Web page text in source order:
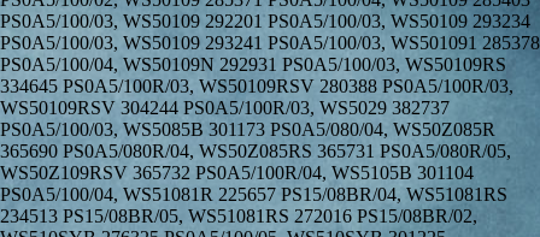
PS0A5/100/03, WS50109 292201 PS0A5/100/03, WS50109 293234
PS0A5/100/03, WS50109 293241 PS0A5/100/03, WS501091 285378
PS0A5/100/04, WS50109N 292931 PS0A5/100/03, WS50109RS
334645 PS0A5/100R/03, WS50109RSV 280388 PS0A5/100R/03,
WS50109RSV 304244 PS0A5/100R/03, WS5029 382737
PS0A5/100/03, WS5085B 301173 PS0A5/080/04, WS50Z085R
365690 PS0A5/080R/04, WS50Z085RS 365731 PS0A5/080R/05,
WS50Z109RSV 365732 PS0A5/100R/04, WS5105B 301104
PS0A5/100/04, WS51081R 225657 PS15/08BR/04, WS51081RS
234513 PS15/08BR/05, WS51081RS 272016 PS15/08BR/02,